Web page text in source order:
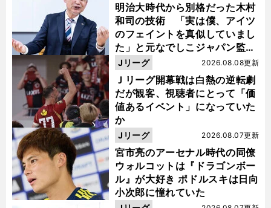
明治大時代から別格だった木村
和司の技術 「実は僕、アイツ
のフェイントを真似していまし
た」と元なでしこジャパン監
督・佐々木則夫
Ｊリーグ開幕戦は白熱の逆転劇
だが観客、視聴者にとって「価
値あるイベント」になっていた
か
2026.08.08更新
Jリーグ
宮市亮のアーセナル時代の同僚
ウォルコットは『ドラゴンボー
ル』が大好き ポドルスキは日向
小次郎に憧れていた
2026.08.07更新
Jリーグ